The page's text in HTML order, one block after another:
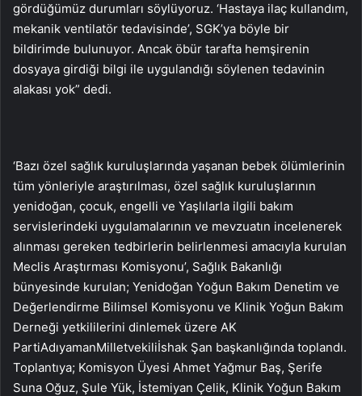
gördüğümüz durumları söylüyoruz. ‘Hastaya ilaç kullandım,
mekanik ventilatör tedavisinde’, SGK’ya böyle bir
bildirimde bulunuyor. Ancak öbür tarafta hemşirenin
dosyaya girdiği bilgi ile uygulandığı söylenen tedavinin
alakası yok” dedi.
‘Bazı özel sağlık kuruluşlarında yaşanan bebek ölümlerinin
tüm yönleriyle araştırılması, özel sağlık kuruluşlarının
yenidoğan, çocuk, engelli ve Yaşlılarla ilgili bakım
servislerindeki uygulamalarının ve mevzuatın incelenerek
alınması gereken tedbirlerin belirlenmesi amacıyla kurulan
Meclis Araştırması Komisyonu’, Sağlık Bakanlığı
bünyesinde kurulan; Yenidoğan Yoğun Bakım Denetim ve
Değerlendirme Bilimsel Komisyonu ve Klinik Yoğun Bakım
Derneği yetkililerini dinlemek üzere AK
PartiAdıyamanMilletvekiliİshak Şan başkanlığında toplandı.
Toplantıya; Komisyon Üyesi Ahmet Yağmur Baş, Şerife
Suna Oğuz, Şule Yük, İstemiyan Çelik, Klinik Yoğun Bakım